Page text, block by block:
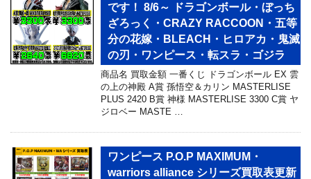
です！ 8/6～ ドラゴンボール・ぼっち
ざろっく・CRAZY RACCOON・五等
分の花嫁・BLEACH・ヒロアカ・鬼滅
の刃・ワンピース・転スラ・ゴジラ
商品名 買取金額 一番くじ ドラゴンボール EX 雲
の上の神殿 A賞 孫悟空＆カリン MASTERLISE
PLUS 2420 B賞 神様 MASTERLISE 3300 C賞 ヤ
ジロベー MASTE …
ワンピース P.O.P MAXIMUM・
warriors alliance シリーズ買取表更新